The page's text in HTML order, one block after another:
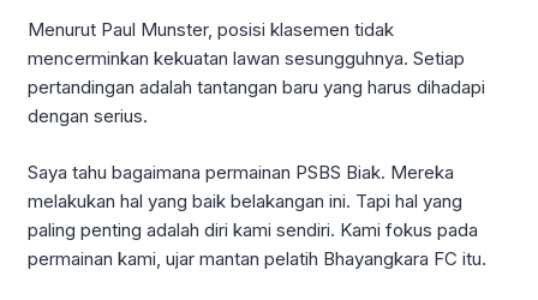
Menurut Paul Munster, posisi klasemen tidak
mencerminkan kekuatan lawan sesungguhnya. Setiap
pertandingan adalah tantangan baru yang harus dihadapi
dengan serius.
Saya tahu bagaimana permainan PSBS Biak. Mereka
melakukan hal yang baik belakangan ini. Tapi hal yang
paling penting adalah diri kami sendiri. Kami fokus pada
permainan kami, ujar mantan pelatih Bhayangkara FC itu.